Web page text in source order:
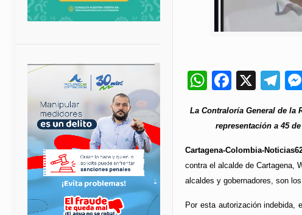
WhatsApp
X
La Contraloría General de la
representación a 45
Cartagena-Colombia-
contra el alcalde de Cartagena,
alcaldes y gobernadores, son
Por esta autorización indebida,